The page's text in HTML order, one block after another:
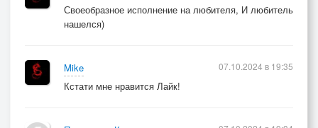
Своеобразное исполнение на любителя, И любитель
нашелся)
Mike
Кстати мне нравится Лайк!
07.10.2024 в 19:35